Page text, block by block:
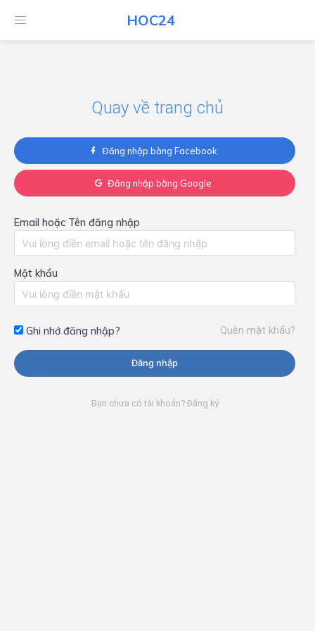
HOC24
HOC24
Quay về trang chủ
Đăng nhập bằng Facebook
Đăng nhập bằng Google
Email hoặc Tên đăng nhập
Mật khẩu
Ghi nhớ đăng nhập? Quên mật khẩu?
Đăng nhập
Bạn chưa có tài khoản? Đăng ký